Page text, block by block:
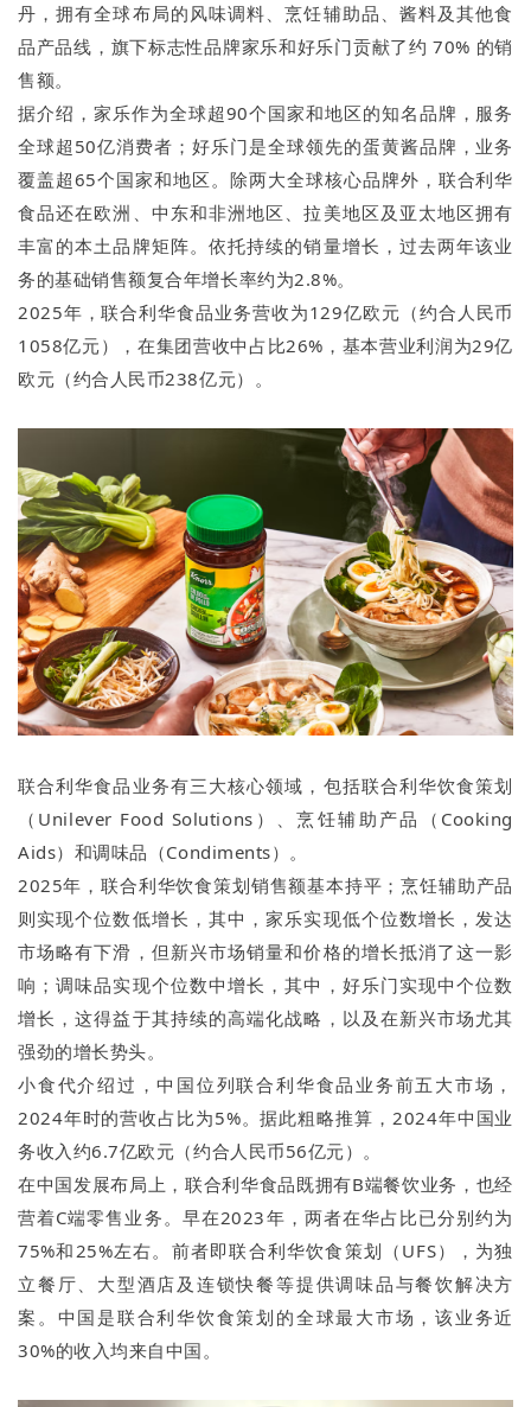
丹，拥有全球布局的风味调料、烹饪辅助品、酱料及其他食
品产品线，旗下标志性品牌家乐和好乐门贡献了约 70% 的销
售额。
据介绍，家乐作为全球超90个国家和地区的知名品牌，服务
全球超50亿消费者；好乐门是全球领先的蛋黄酱品牌，业务
覆盖超65个国家和地区。除两大全球核心品牌外，联合利华
食品还在欧洲、中东和非洲地区、拉美地区及亚太地区拥有
丰富的本土品牌矩阵。依托持续的销量增长，过去两年该业
务的基础销售额复合年增长率约为2.8%。
2025年，联合利华食品业务营收为129亿欧元（约合人民币
1058亿元），在集团营收中占比26%，基本营业利润为29亿
欧元（约合人民币238亿元）。
联合利华食品业务有三大核心领域，包括联合利华饮食策划
（Unilever Food Solutions）、烹饪辅助产品（Cooking
Aids）和调味品（Condiments）。
2025年，联合利华饮食策划销售额基本持平；烹饪辅助产品
则实现个位数低增长，其中，家乐实现低个位数增长，发达
市场略有下滑，但新兴市场销量和价格的增长抵消了这一影
响；调味品实现个位数中增长，其中，好乐门实现中个位数
增长，这得益于其持续的高端化战略，以及在新兴市场尤其
强劲的增长势头。
小食代介绍过，中国位列联合利华食品业务前五大市场，
2024年时的营收占比为5%。据此粗略推算，2024年中国业
务收入约6.7亿欧元（约合人民币56亿元）。
在中国发展布局上，联合利华食品既拥有B端餐饮业务，也经
营着C端零售业务。早在2023年，两者在华占比已分别约为
75%和25%左右。前者即联合利华饮食策划（UFS），为独
立餐厅、大型酒店及连锁快餐等提供调味品与餐饮解决方
案。中国是联合利华饮食策划的全球最大市场，该业务近
30%的收入均来自中国。